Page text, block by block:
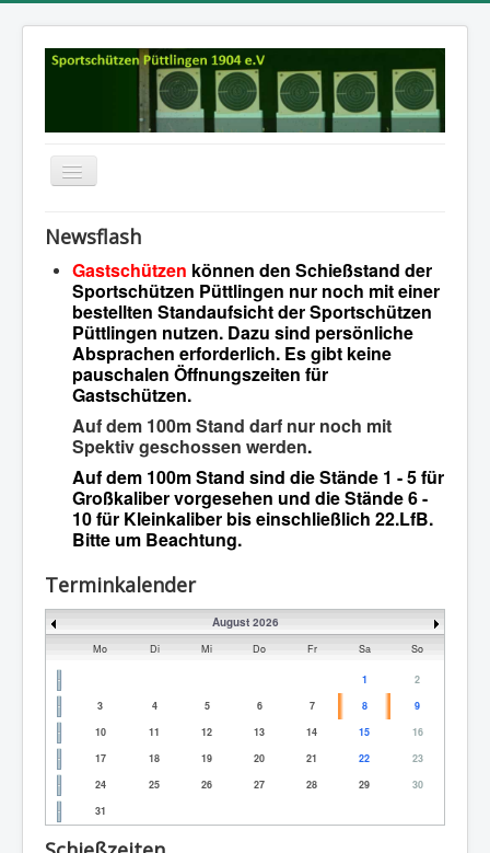
Navigation
an/aus
Startseite
Aktuelles
RK: Termine und Ergebnisse
Dokumente
Über uns
Kontakte
Chronik
Newsflash
Gastschützen können den Schießstand der
Sportschützen Püttlingen nur noch mit einer
bestellten Standaufsicht der Sportschützen
Püttlingen nutzen. Dazu sind persönliche
Absprachen erforderlich. Es gibt keine
pauschalen Öffnungszeiten für
Gastschützen.
Auf dem 100m Stand darf nur noch mit
Spektiv geschossen werden.
Auf dem 100m Stand sind die Stände 1 - 5 für
Großkaliber vorgesehen und die Stände 6 -
10 für Kleinkaliber bis einschließlich 22.LfB.
Bitte um Beachtung.
Terminkalender
August 2026
Mo Di Mi Do Fr Sa So
1
2
3
4 5 6 7 8
9
10
11 12 13 14 15
16
17
18 19 20 21 22
23
24
25 26 27 28 29
30
31